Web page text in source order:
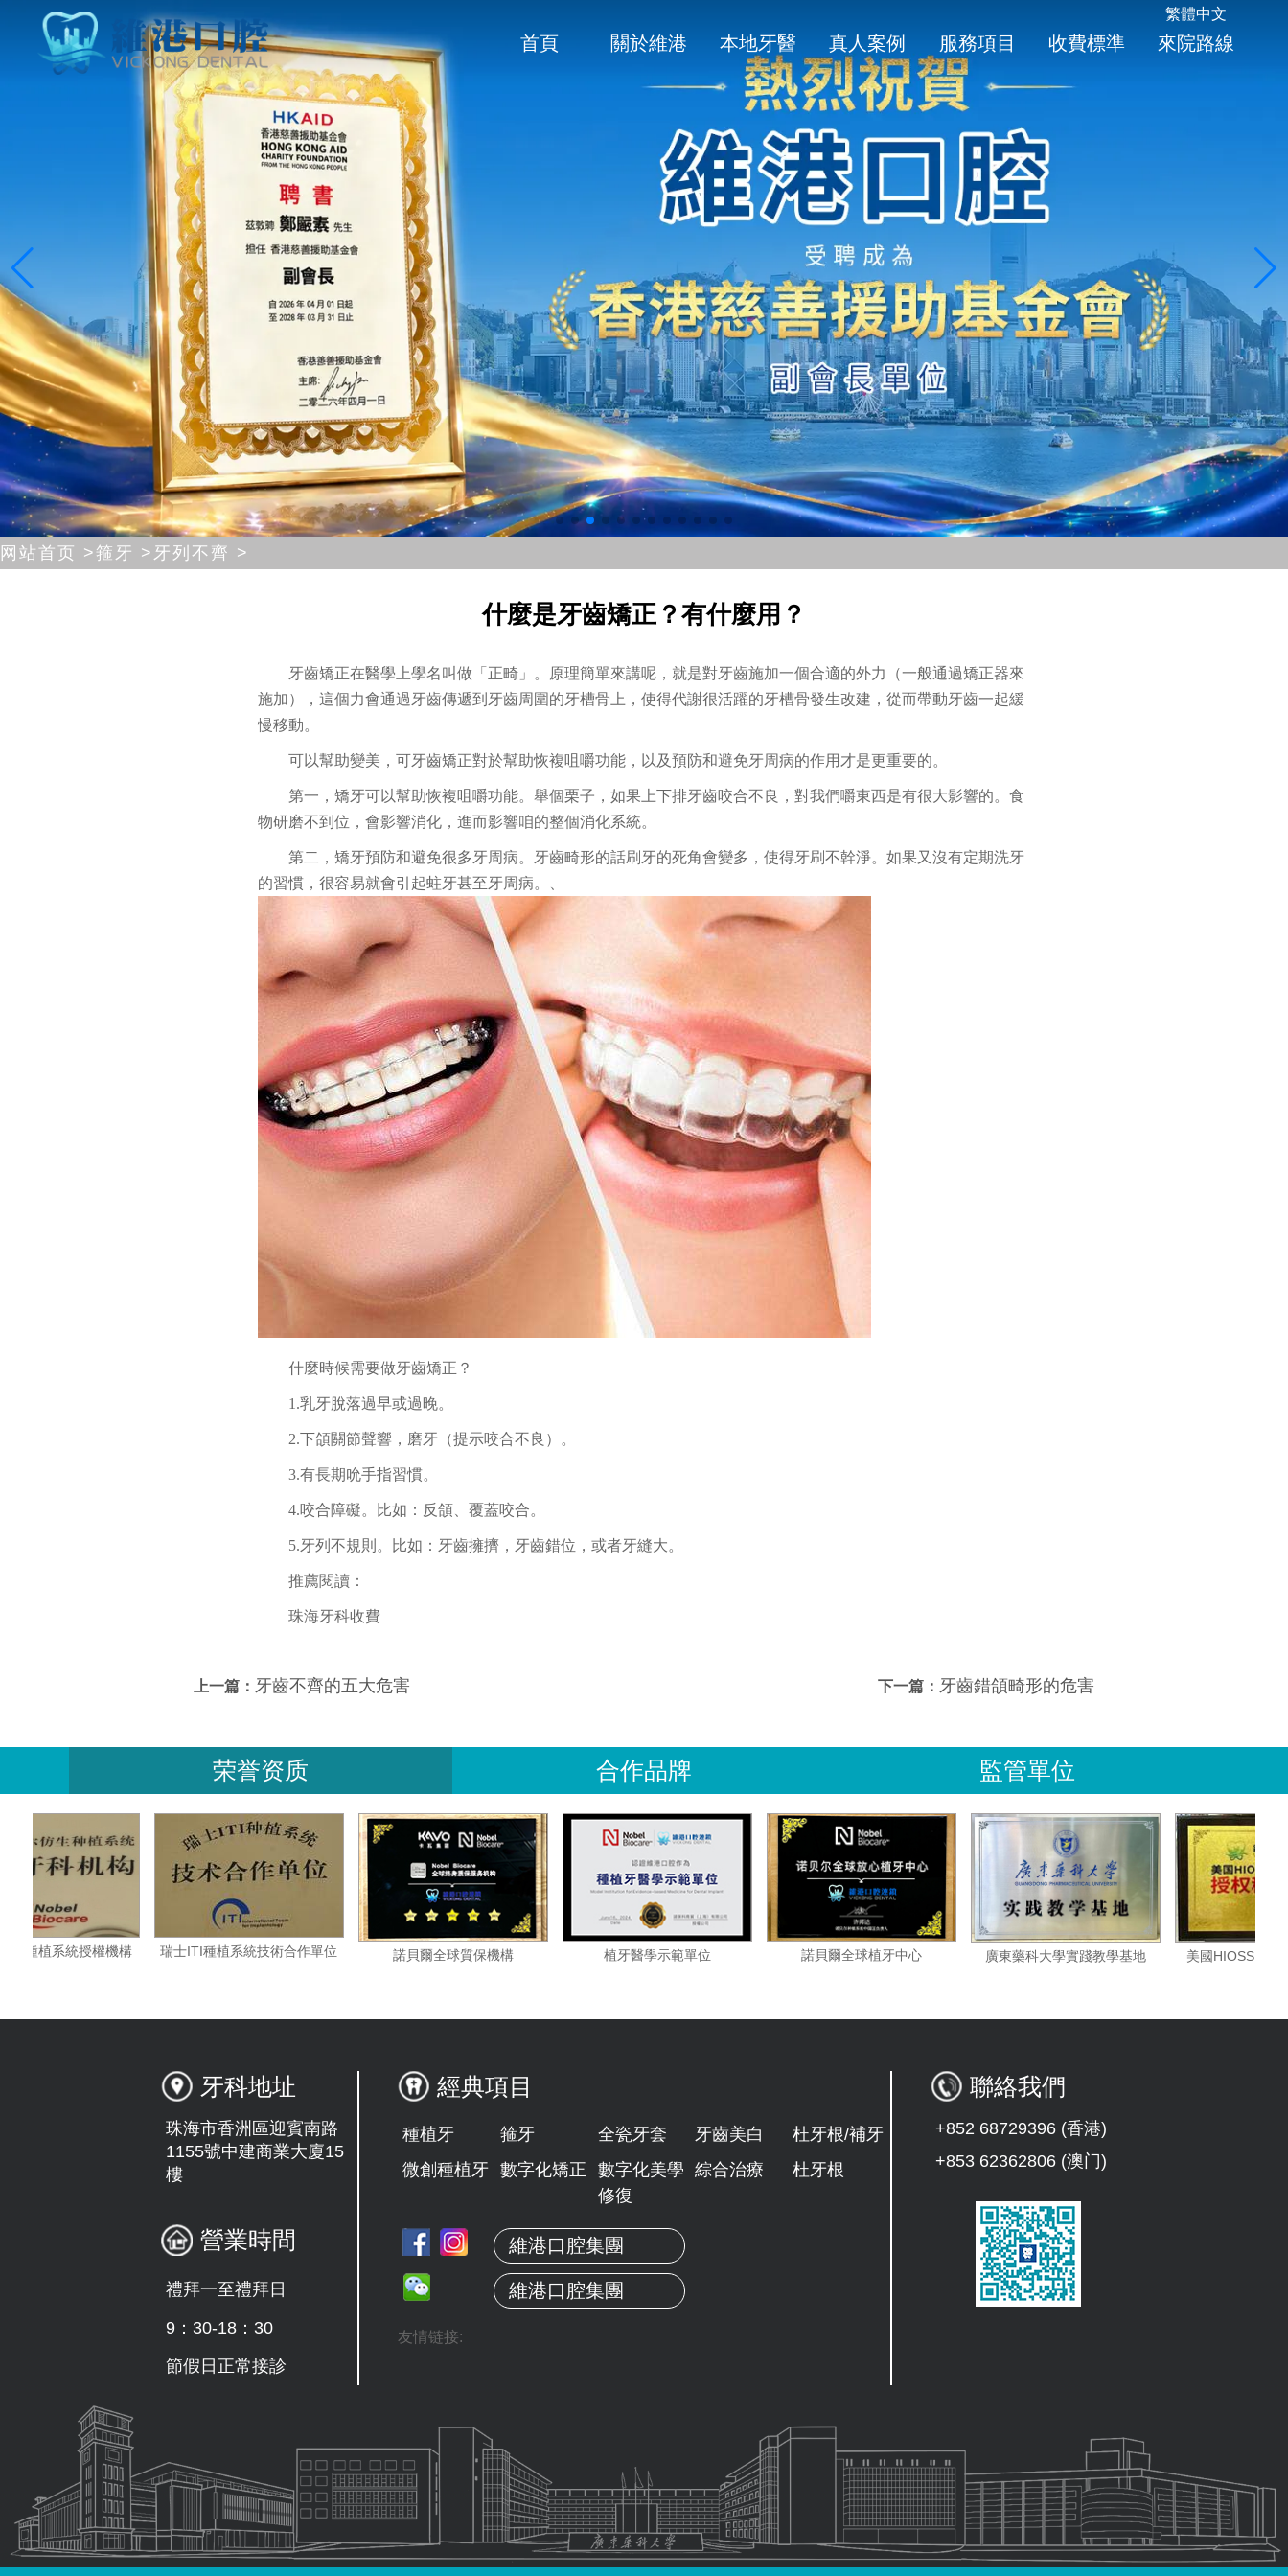
繁體中文
首頁 關於維港 本地牙醫 真人案例 服務項目 收費標準 來院路線
网站首页 > 箍牙 > 牙列不齊 >
什麼是牙齒矯正？有什麼用？
牙齒矯正在醫學上學名叫做「正畸」。原理簡單來講呢，就是對牙齒施加一個合適的外力（一般通過矯正器來
施加），這個力會通過牙齒傳遞到牙齒周圍的牙槽骨上，使得代謝很活躍的牙槽骨發生改建，從而帶動牙齒一起緩
慢移動。
可以幫助變美，可牙齒矯正對於幫助恢複咀嚼功能，以及預防和避免牙周病的作用才是更重要的。
第一，矯牙可以幫助恢複咀嚼功能。舉個栗子，如果上下排牙齒咬合不良，對我們嚼東西是有很大影響的。食
物研磨不到位，會影響消化，進而影響咱的整個消化系統。
第二，矯牙預防和避免很多牙周病。牙齒畸形的話刷牙的死角會變多，使得牙刷不幹淨。如果又沒有定期洗牙
的習慣，很容易就會引起蛀牙甚至牙周病。、
什麼時候需要做牙齒矯正？
1.乳牙脫落過早或過晚。
2.下頜關節聲響，磨牙（提示咬合不良）。
3.有長期吮手指習慣。
4.咬合障礙。比如：反頜、覆蓋咬合。
5.牙列不規則。比如：牙齒擁擠，牙齒錯位，或者牙縫大。
推薦閱讀：
珠海牙科收費
上一篇： 牙齒不齊的五大危害 下一篇： 牙齒錯頜畸形的危害
荣誉资质 合作品牌 監管單位
瑞典諾貝爾種植系統授權機構 瑞士ITI種植系統技術合作單位 諾貝爾全球質保機構 植牙醫學示範單位 諾貝爾全球植牙中心 廣東藥科大學實踐教學基地 美國
牙科地址
珠海市香洲區迎賓南路
1155號中建商業大廈15
樓
營業時間
禮拜一至禮拜日
9：30-18：30
節假日正常接診
經典項目
種植牙 箍牙 全瓷牙套 牙齒美白
杜牙根/補牙
微創種植牙 數字化矯正
數字化美學
修復
綜合治療 杜牙根
維港口腔集團
維港口腔集團
友情链接:
聯絡我們
+852 68729396 (香港)
+853 62362806 (澳门)